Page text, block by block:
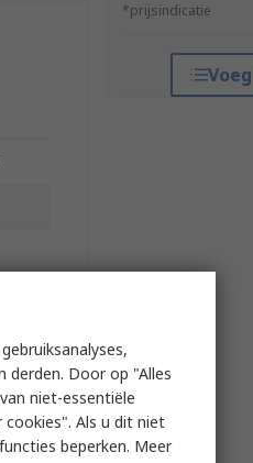
*prijsindicatie
derden. Door op "Alles
niet-essentiële
Als u dit niet
beperken. Meer